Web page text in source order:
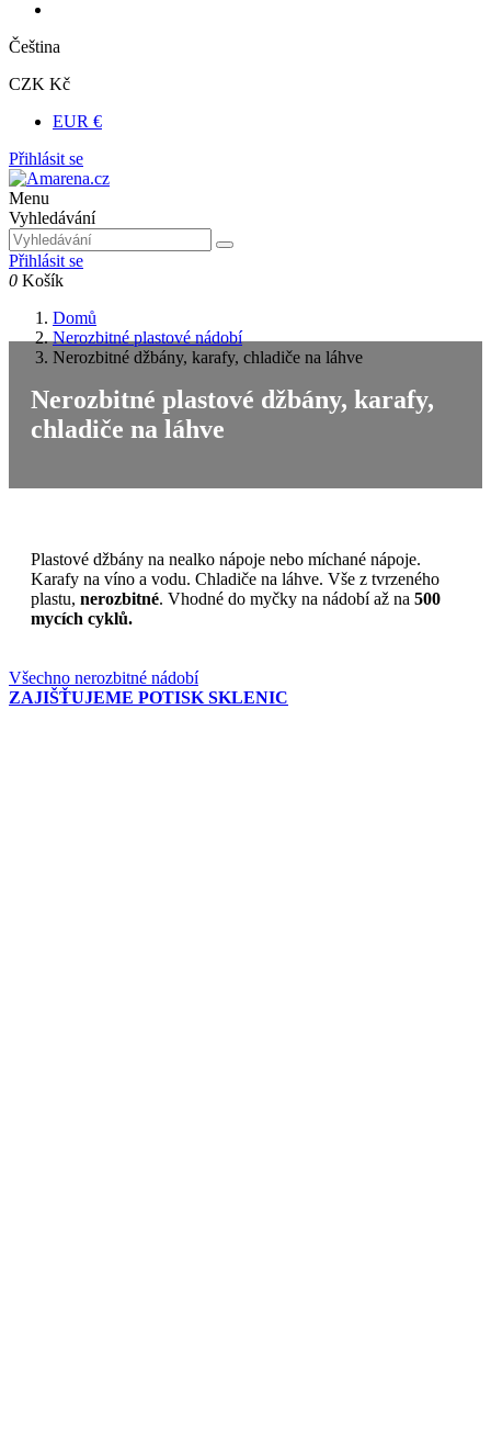
Čeština
CZK Kč
EUR €
Přihlásit se
Menu
Vyhledávání
Přihlásit se
0 Košík
Domů
Nerozbitné plastové nádobí
Nerozbitné džbány, karafy, chladiče na láhve
Nerozbitné plastové džbány, karafy,
chladiče na láhve
Plastové džbány na nealko nápoje nebo míchané nápoje.
Karafy na víno a vodu. Chladiče na láhve. Vše z tvrzeného
plastu, nerozbitné. Vhodné do myčky na nádobí až na 500
mycích cyklů.
Všechno nerozbitné nádobí
ZAJIŠŤUJEME POTISK SKLENIC